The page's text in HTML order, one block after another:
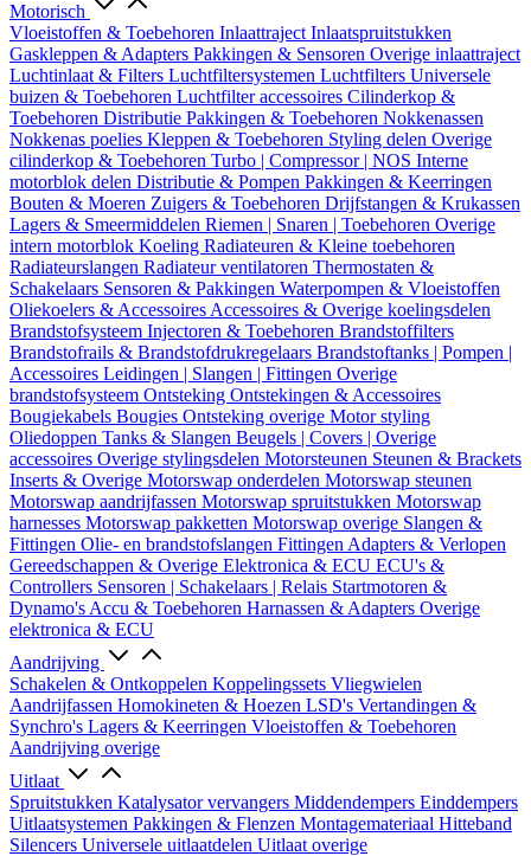
Motorisch
Vloeistoffen & Toebehoren Inlaattraject Inlaatspruitstukken
Gaskleppen & Adapters Pakkingen & Sensoren Overige inlaattraject
Luchtinlaat & Filters Luchtfiltersystemen Luchtfilters Universele
buizen & Toebehoren Luchtfilter accessoires Cilinderkop &
Toebehoren Distributie Pakkingen & Toebehoren Nokkenassen
Nokkenas poelies Kleppen & Toebehoren Styling delen Overige
cilinderkop & Toebehoren Turbo | Compressor | NOS Interne
motorblok delen Distributie & Pompen Pakkingen & Keerringen
Bouten & Moeren Zuigers & Toebehoren Drijfstangen & Krukassen
Lagers & Smeermiddelen Riemen | Snaren | Toebehoren Overige
intern motorblok Koeling Radiateuren & Kleine toebehoren
Radiateurslangen Radiateur ventilatoren Thermostaten &
Schakelaars Sensoren & Pakkingen Waterpompen & Vloeistoffen
Oliekoelers & Accessoires Accessoires & Overige koelingsdelen
Brandstofsysteem Injectoren & Toebehoren Brandstoffilters
Brandstofrails & Brandstofdrukregelaars Brandstoftanks | Pompen |
Accessoires Leidingen | Slangen | Fittingen Overige
brandstofsysteem Ontsteking Ontstekingen & Accessoires
Bougiekabels Bougies Ontsteking overige Motor styling
Oliedoppen Tanks & Slangen Beugels | Covers | Overige
accessoires Overige stylingsdelen Motorsteunen Steunen & Brackets
Inserts & Overige Motorswap onderdelen Motorswap steunen
Motorswap aandrijfassen Motorswap spruitstukken Motorswap
harnesses Motorswap pakketten Motorswap overige Slangen &
Fittingen Olie- en brandstofslangen Fittingen Adapters & Verlopen
Gereedschappen & Overige Elektronica & ECU ECU's &
Controllers Sensoren | Schakelaars | Relais Startmotoren &
Dynamo's Accu & Toebehoren Harnassen & Adapters Overige
elektronica & ECU
Aandrijving
Schakelen & Ontkoppelen Koppelingssets Vliegwielen
Aandrijfassen Homokineten & Hoezen LSD's Vertandingen &
Synchro's Lagers & Keerringen Vloeistoffen & Toebehoren
Aandrijving overige
Uitlaat
Spruitstukken Katalysator vervangers Middendempers Einddempers
Uitlaatsystemen Pakkingen & Flenzen Montagemateriaal Hitteband
Silencers Universele uitlaatdelen Uitlaat overige